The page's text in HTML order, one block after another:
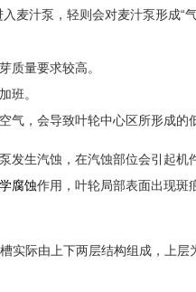
麦汁泵，轻则会对麦汁泵形成“
质量要求较高。
班。
，会导致叶轮中心区所形成的
生汽蚀，在汽蚀部位会引起机
腐蚀作用，叶轮局部表面出现斑
实际由上下两层结构组成，上层